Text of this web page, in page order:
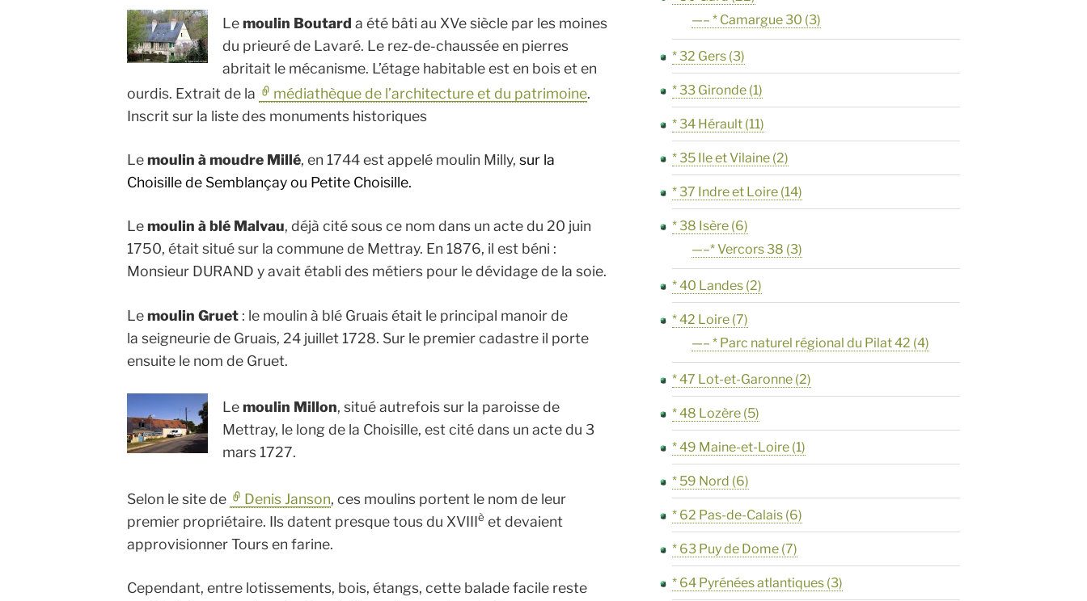
Lemoulin Boutard a été bâti au XVe siècle par les moines
du prieuré de Lavaré. Le rez-de-chaussée en pierres
abritait le mécanisme. L’étage habitable est en bois et en
ourdis. Extrait de la
médiathèque de l’architecture et du patrimoine.
Inscrit sur la liste des monuments historiques
Lemoulin à moudre Millé, en 1744 est appelé moulin Milly,sur la
Choisille de Semblançay ou Petite Choisille.
Lemoulin à blé Malvau, déjà cité sous ce nom dans un acte du 20 juin
1750, était situé sur la commune de Mettray. En 1876, il est béni :
Monsieur DURAND y avait établi des métiers pour le dévidage de la soie.
Lemoulin Gruet : le moulin à blé Gruais était le principal manoir de
la seigneurie de Gruais, 24 juillet 1728. Sur le premier cadastre il porte
ensuite le nom de Gruet.
Lemoulin Millon, situé autrefois sur la paroisse de
Mettray, le long de la Choisille, est cité dans un acte du 3
mars 1727.
Selon le site de Denis Janson, ces moulins portent le nom de leur
premier propriétaire. Ils datent presque tous du XVIIIè et devaient
approvisionner Tours en farine.
Cependant, entre lotissements, bois, étangs, cette balade facile reste
—– * Camargue 30 (3)
* 32 Gers (3)
* 33 Gironde (1)
* 34 Hérault (11)
* 35 Ile et Vilaine (2)
* 37 Indre et Loire (14)
* 38 Isère (6)
—–* Vercors 38 (3)
* 40 Landes (2)
* 42 Loire (7)
—– * Parc naturel régional du Pilat 42 (4)
* 47 Lot-et-Garonne (2)
* 48 Lozère (5)
* 49 Maine-et-Loire (1)
* 59 Nord (6)
* 62 Pas-de-Calais (6)
* 63 Puy de Dome (7)
* 64 Pyrénées atlantiques (3)